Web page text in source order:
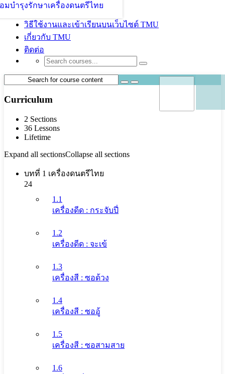
มบำรุงรักษาเครื่องดนตรีไทย
วิธีใช้งานและเข้าเรียนบนเว็บไซต์ TMU
เกี่ยวกับ TMU
ติดต่อ
Curriculum
2 Sections
36 Lessons
Lifetime
Expand all sectionsCollapse all sections
บทที่ 1 เครื่องดนตรีไทย
24
1.1
เครื่องดีด : กระจับปี่
1.2
เครื่องดีด : จะเข้
1.3
เครื่องสี : ซอด้วง
1.4
เครื่องสี : ซออู้
1.5
เครื่องสี : ซอสามสาย
1.6